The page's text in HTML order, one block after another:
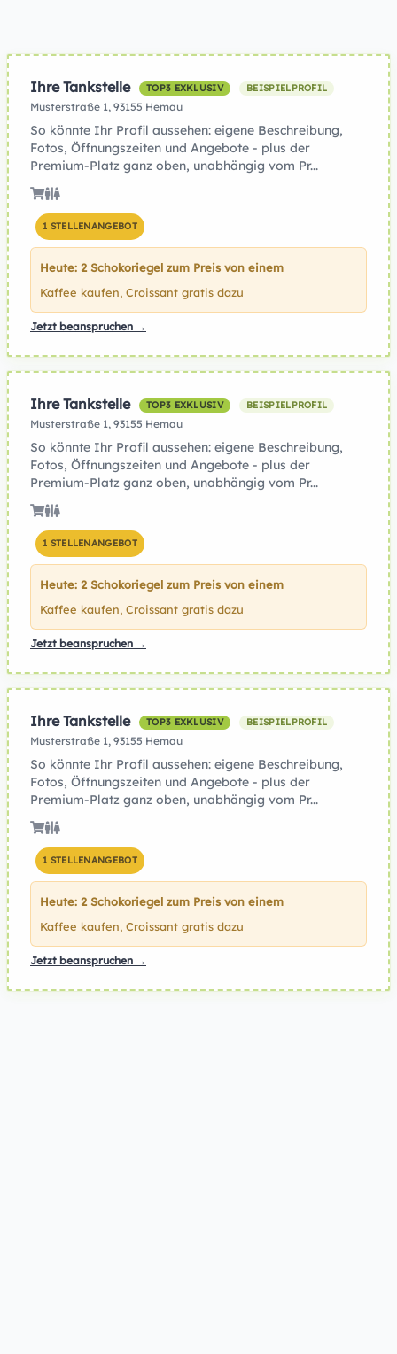
Ihre Tankstelle TOP3 EXKLUSIV BEISPIELPROFIL
Musterstraße 1, 93155 Hemau
So könnte Ihr Profil aussehen: eigene Beschreibung,
Fotos, Öffnungszeiten und Angebote - plus der
Premium-Platz ganz oben, unabhängig vom Pr...
1 STELLENANGEBOT
Heute: 2 Schokoriegel zum Preis von einem
Kaffee kaufen, Croissant gratis dazu
Jetzt beanspruchen →
Ihre Tankstelle TOP3 EXKLUSIV BEISPIELPROFIL
Musterstraße 1, 93155 Hemau
So könnte Ihr Profil aussehen: eigene Beschreibung,
Fotos, Öffnungszeiten und Angebote - plus der
Premium-Platz ganz oben, unabhängig vom Pr...
1 STELLENANGEBOT
Heute: 2 Schokoriegel zum Preis von einem
Kaffee kaufen, Croissant gratis dazu
Jetzt beanspruchen →
Ihre Tankstelle TOP3 EXKLUSIV BEISPIELPROFIL
Musterstraße 1, 93155 Hemau
So könnte Ihr Profil aussehen: eigene Beschreibung,
Fotos, Öffnungszeiten und Angebote - plus der
Premium-Platz ganz oben, unabhängig vom Pr...
1 STELLENANGEBOT
Heute: 2 Schokoriegel zum Preis von einem
Kaffee kaufen, Croissant gratis dazu
Jetzt beanspruchen →